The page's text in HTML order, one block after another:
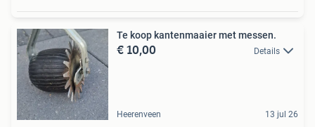
Te koop kantenmaaier met messen.
€ 10,00 Details
Heerenveen 13 jul 26